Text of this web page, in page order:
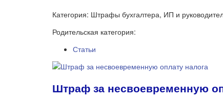
Категория: Штрафы бухгалтера, ИП и
Родительская категория:
Статьи
Штраф за несвоевременную